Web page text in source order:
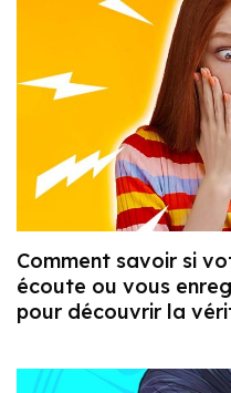
Comment savoir si
écoute ou vous
pour découvrir la